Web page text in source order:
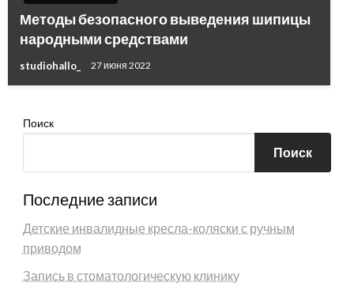
Методы безопасного выведения шипицы
народными средствами
studiohallo_ 27 июня 2022
Поиск
Поиск
Последние записи
Детские инвалидные кресла-коляски с ручным
приводом
Запись в стоматологическую клинику